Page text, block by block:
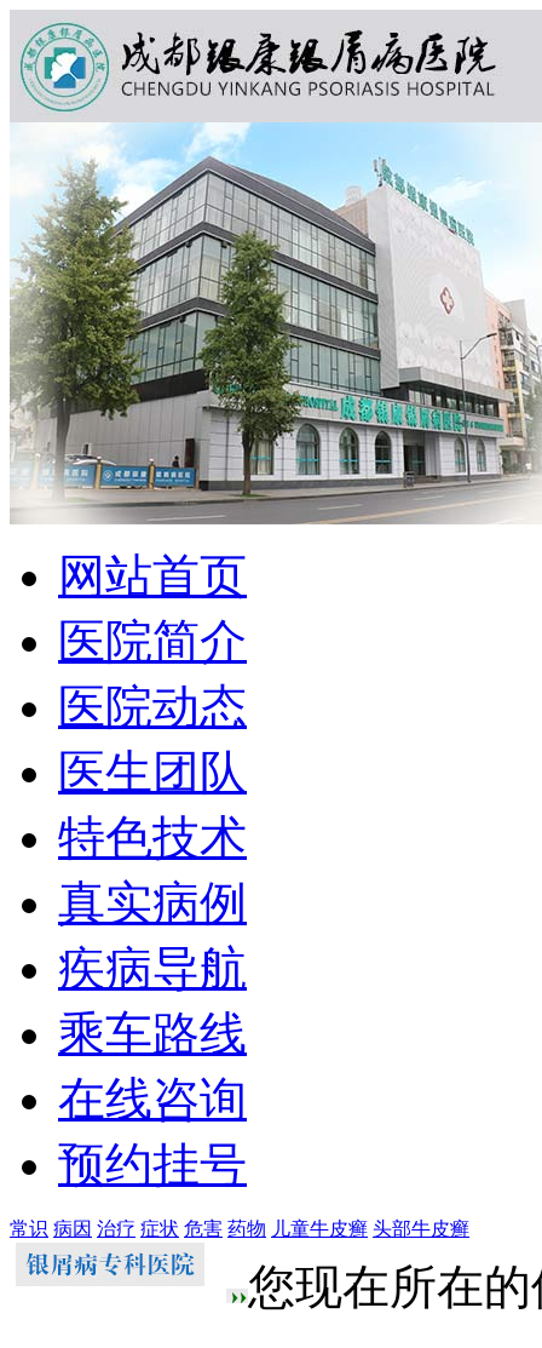
网站首页
医院简介
医院动态
医生团队
特色技术
真实病例
疾病导航
乘车路线
在线咨询
预约挂号
常识 病因 治疗 症状 危害 药物 儿童牛皮癣 头部牛皮癣
您现在所在